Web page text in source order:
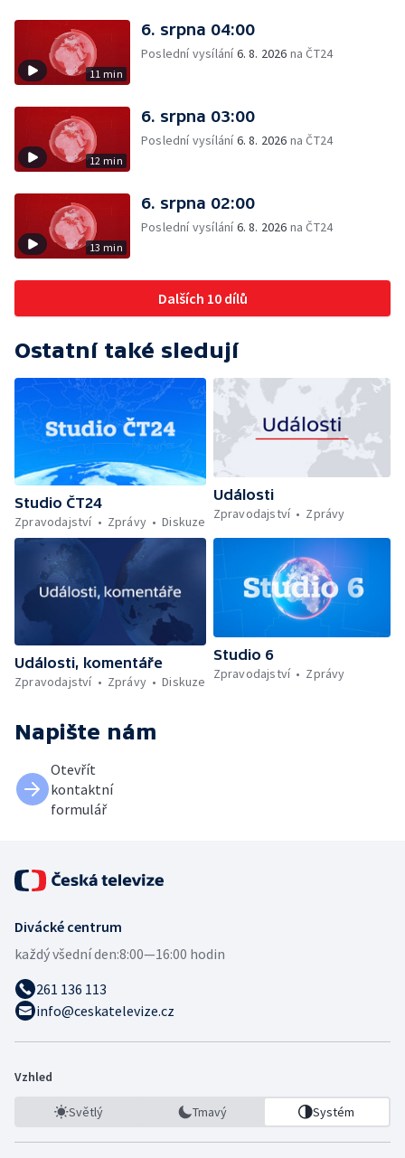
11 min
6. srpna 04:00
Poslední vysílání6. 8. 2026 na ČT24
12 min
6. srpna 03:00
Poslední vysílání6. 8. 2026 na ČT24
13 min
6. srpna 02:00
Poslední vysílání6. 8. 2026 na ČT24
Dalších 10 dílů
Ostatní také sledují
Studio ČT24
Zpravodajství
Zprávy Diskuze
Události
Zpravodajství
Zprávy
Události, komentáře
Zpravodajství
Zprávy Diskuze
Studio 6
Zpravodajství
Zprávy
Napište nám
Otevřít
kontaktní
formulář
Divácké centrum
každý všední den:8:00—16:00 hodin
261 136 113
info@ceskatelevize.cz
Vzhled
Světlý Tmavý Systém